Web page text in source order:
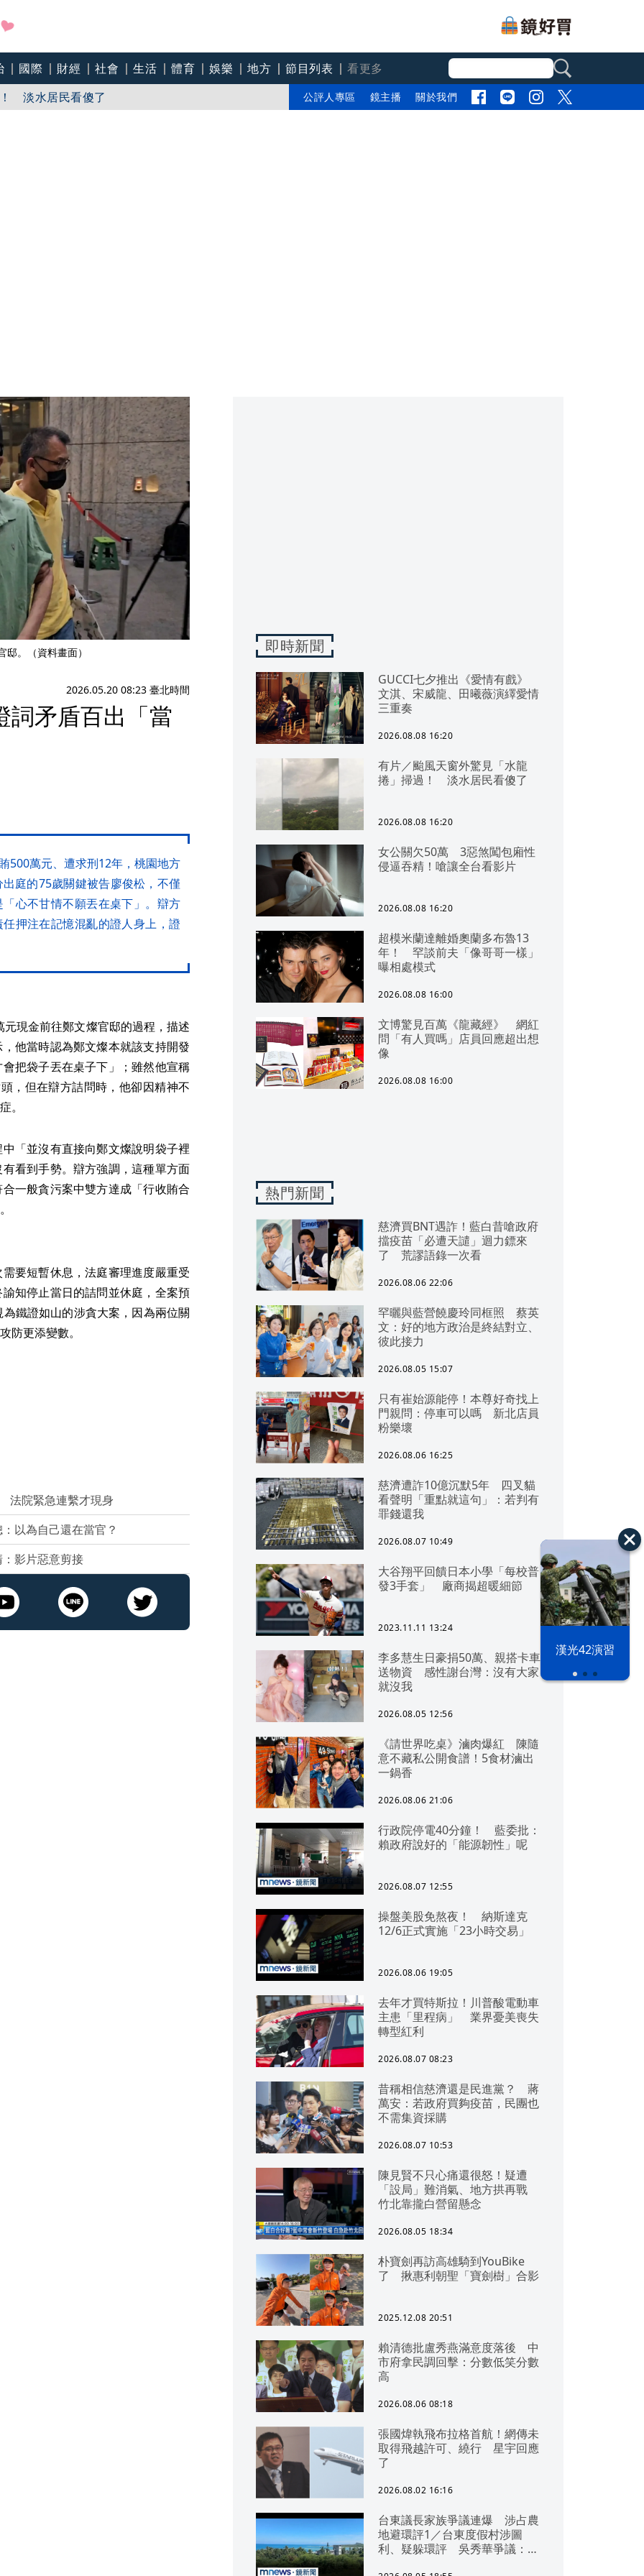
國際 財經 社會 生活 體育 娛樂 地方 節目列表 看更多
《愛情有戲》 文淇、宋威龍、田曦薇演繹愛情三重奏
！ 淡水居民看傻了
嗆讓全台看影片
公評人專區 鏡主播 關於我們
漢光42演習
。（資料畫面）
2026.05.20 08:23 臺北時間
矛盾百出「當
500萬元、遭求刑12年，桃園地方
庭的75歲關鍵被告廖俊松，不僅
心不甘情不願丟在桌下」。辯方
押注在記憶混亂的證人身上，證
現金前往鄭文燦官邸的過程，描述
他當時認為鄭文燦本就該支持開發
把袋子丟在桌子下」；雖然他宣稱
，但在辯方詰問時，他卻因精神不
。
「並沒有直接向鄭文燦說明袋子裡
看到手勢。辯方強調，這種單方面
一般貪污案中雙方達成「行收賄合
要短暫休息，法庭審理進度嚴重受
知停止當日的詰問並休庭，全案預
鐵證如山的涉貪大案，因為兩位關
防更添變數。
法院緊急連繫才現身
以為自己還在當官？
影片惡意剪接
即時新聞
GUCCI七夕推出《愛情有戲》
文淇、宋威龍、田曦薇演繹愛情
三重奏
2026.08.08 16:20
有片／颱風天窗外驚見「水龍
捲」掃過！ 淡水居民看傻了
2026.08.08 16:20
女公關欠50萬 3惡煞闖包廂性
侵逼吞精！嗆讓全台看影片
2026.08.08 16:20
超模米蘭達離婚奧蘭多布魯13
年！ 罕談前夫「像哥哥一樣」
曝相處模式
2026.08.08 16:00
文博驚見百萬《龍藏經》 網紅
問「有人買嗎」店員回應超出想
像
2026.08.08 16:00
熱門新聞
慈濟買BNT遇詐！藍白昔嗆政府
擋疫苗「必遭天譴」迴力鏢來
了 荒謬語錄一次看
2026.08.06 22:06
罕曬與藍營饒慶玲同框照 蔡英
文：好的地方政治是終結對立、
彼此接力
2026.08.05 15:07
只有崔始源能停！本尊好奇找上
門親問：停車可以嗎 新北店員
粉樂壞
2026.08.06 16:25
慈濟遭詐10億沉默5年 四叉貓
看聲明「重點就這句」：若判有
罪錢還我
2026.08.07 10:49
大谷翔平回饋日本小學「每校普
發3手套」 廠商揭超暖細節
2023.11.11 13:24
李多慧生日豪捐50萬、親搭卡車
送物資 感性謝台灣：沒有大家
就沒我
2026.08.05 12:56
《請世界吃桌》滷肉爆紅 陳隨
意不藏私公開食譜！5食材滷出
一鍋香
2026.08.06 21:06
行政院停電40分鐘！ 藍委批：
賴政府說好的「能源韌性」呢
2026.08.07 12:55
操盤美股免熬夜！ 納斯達克
12/6正式實施「23小時交易」
2026.08.06 19:05
去年才買特斯拉！川普酸電動車
主患「里程病」 業界憂美喪失
轉型紅利
2026.08.07 08:23
昔稱相信慈濟還是民進黨？ 蔣
萬安：若政府買夠疫苗，民團也
不需集資採購
2026.08.07 10:53
陳見賢不只心痛還很怒！疑遭
「設局」難消氣、地方拱再戰
竹北靠攏白營留懸念
2026.08.05 18:34
朴寶劍再訪高雄騎到YouBike
了 揪惠利朝聖「寶劍樹」合影
2025.12.08 20:51
賴清德批盧秀燕滿意度落後 中
市府拿民調回擊：分數低笑分數
高
2026.08.06 08:18
張國煒執飛布拉格首航！網傳未
取得飛越許可、繞行 星宇回應
了
2026.08.02 16:16
台東議長家族爭議連爆 涉占農
地避環評1／台東度假村涉圖
利、疑躲環評 吳秀華爭議：概